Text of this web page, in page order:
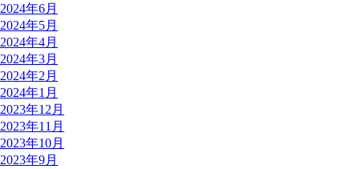
2024年6月
2024年5月
2024年4月
2024年3月
2024年2月
2024年1月
2023年12月
2023年11月
2023年10月
2023年9月